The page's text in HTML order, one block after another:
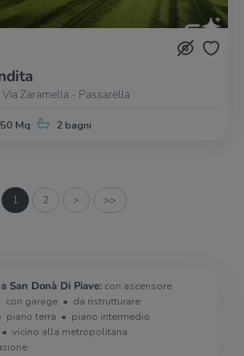
Via Zaramella - Passarella
Mq 2 bagni
1 2 > >>
San Donà Di Piave: con ascensore
con garage
da ristrutturare
piano terra
piano intermedio
vicino alla metropolitana